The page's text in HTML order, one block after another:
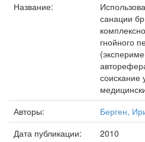
Название:
санации
гнойного
соискание
Авторы:
Берген,
Дата публикации:
2010